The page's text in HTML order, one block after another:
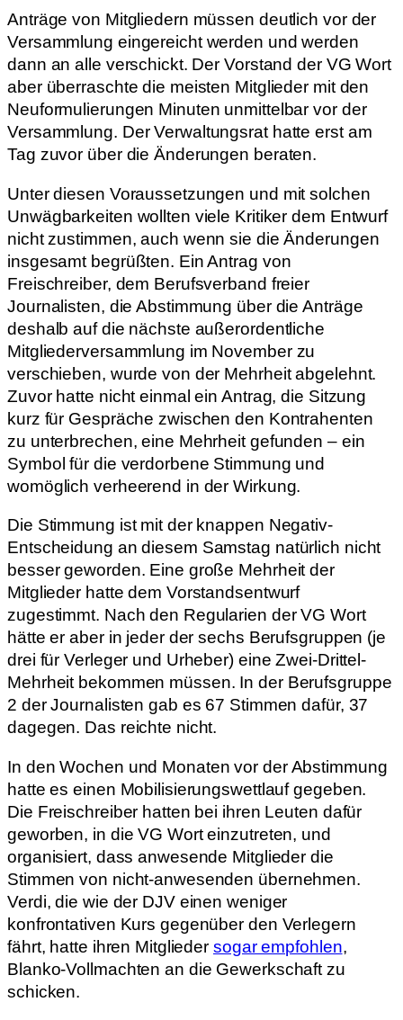
Anträge von Mitgliedern müssen deutlich vor der
Versammlung eingereicht werden und werden
dann an alle verschickt. Der Vorstand der VG Wort
aber überraschte die meisten Mitglieder mit den
Neuformulierungen Minuten unmittelbar vor der
Versammlung. Der Verwaltungsrat hatte erst am
Tag zuvor über die Änderungen beraten.
Unter diesen Voraussetzungen und mit solchen
Unwägbarkeiten wollten viele Kritiker dem Entwurf
nicht zustimmen, auch wenn sie die Änderungen
insgesamt begrüßten. Ein Antrag von
Freischreiber, dem Berufsverband freier
Journalisten, die Abstimmung über die Anträge
deshalb auf die nächste außerordentliche
Mitgliederversammlung im November zu
verschieben, wurde von der Mehrheit abgelehnt.
Zuvor hatte nicht einmal ein Antrag, die Sitzung
kurz für Gespräche zwischen den Kontrahenten
zu unterbrechen, eine Mehrheit gefunden – ein
Symbol für die verdorbene Stimmung und
womöglich verheerend in der Wirkung.
Die Stimmung ist mit der knappen Negativ-
Entscheidung an diesem Samstag natürlich nicht
besser geworden. Eine große Mehrheit der
Mitglieder hatte dem Vorstandsentwurf
zugestimmt. Nach den Regularien der VG Wort
hätte er aber in jeder der sechs Berufsgruppen (je
drei für Verleger und Urheber) eine Zwei-Drittel-
Mehrheit bekommen müssen. In der Berufsgruppe
2 der Journalisten gab es 67 Stimmen dafür, 37
dagegen. Das reichte nicht.
In den Wochen und Monaten vor der Abstimmung
hatte es einen Mobilisierungswettlauf gegeben.
Die Freischreiber hatten bei ihren Leuten dafür
geworben, in die VG Wort einzutreten, und
organisiert, dass anwesende Mitglieder die
Stimmen von nicht-anwesenden übernehmen.
Verdi, die wie der DJV einen weniger
konfrontativen Kurs gegenüber den Verlegern
fährt, hatte ihren Mitglieder sogar empfohlen,
Blanko-Vollmachten an die Gewerkschaft zu
schicken.